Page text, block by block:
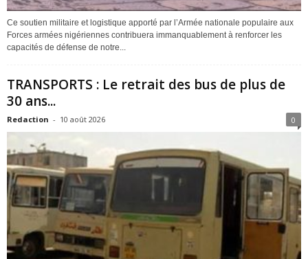
Ce soutien militaire et logistique apporté par l’Armée nationale populaire aux
Forces armées nigériennes contribuera immanquablement à renforcer les
capacités de défense de notre...
TRANSPORTS : Le retrait des bus de plus de
30 ans...
Redaction - 10 août 2026 0